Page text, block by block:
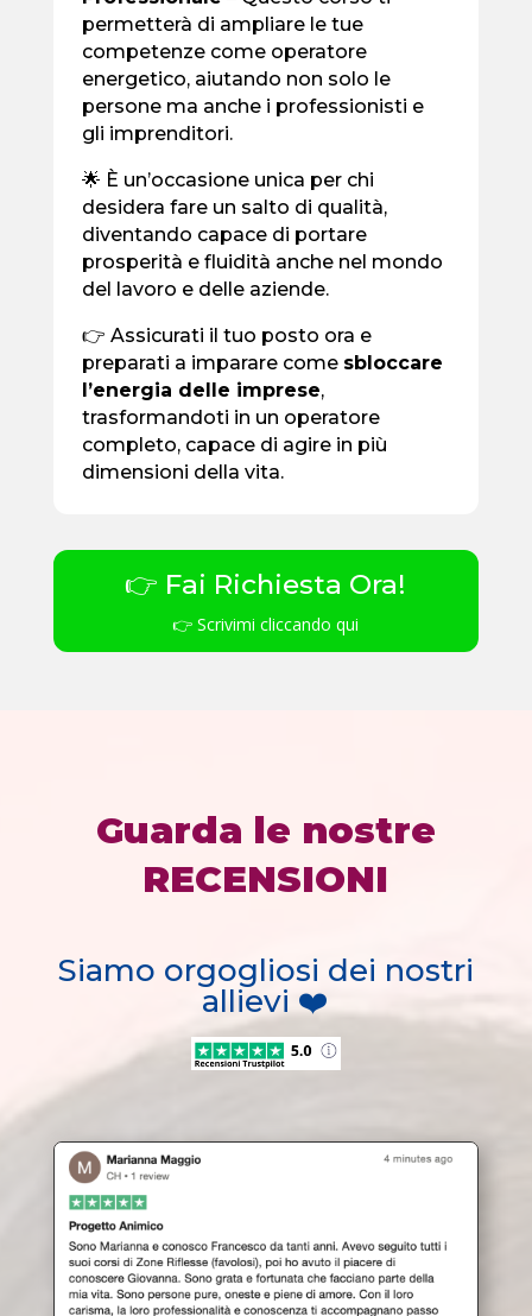
permetterà di ampliare le tue
competenze come operatore
energetico, aiutando non solo le
persone ma anche i professionisti e
gli imprenditori.
🌟 È un’occasione unica per chi
desidera fare un salto di qualità,
diventando capace di portare
prosperità e fluidità anche nel mondo
del lavoro e delle aziende.
👉 Assicurati il tuo posto ora e
preparati a imparare come sbloccare
l’energia delle imprese,
trasformandoti in un operatore
completo, capace di agire in più
dimensioni della vita.
👉 Fai Richiesta Ora!
👉 Scrivimi cliccando qui
Guarda le nostre
RECENSIONI
Siamo orgogliosi dei nostri
allievi ❤️